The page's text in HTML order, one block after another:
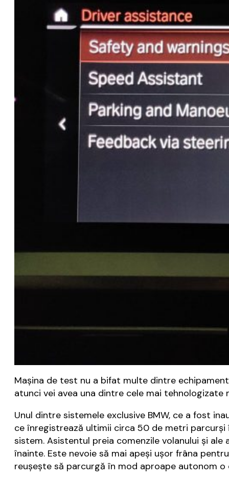
Mașina de test nu a bifat multe dintre
atunci vei avea una dintre cele mai tehnologizate
Unul dintre sistemele exclusive BMW, ce a fost
ce înregistrează ultimii circa 50 de metri
sistem. Asistentul preia comenzile volanului și
înainte. Este nevoie să mai apeși ușor frâna
reușește să parcurgă în mod aproape autonom